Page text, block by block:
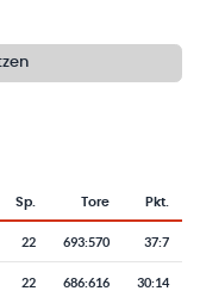
Punkten
Sp. Tore Pkt.
22 693:570 37:7
22 686:616 30:14